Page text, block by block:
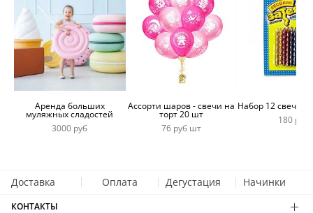
Аренда больших
муляжных сладостей
3000 руб
Ассорти шаров - свечи на
торт 20 шт
76 руб шт
Набор 12 свечей
180 руб
Доставка Оплата Дегустация Начинки
КОНТАКТЫ